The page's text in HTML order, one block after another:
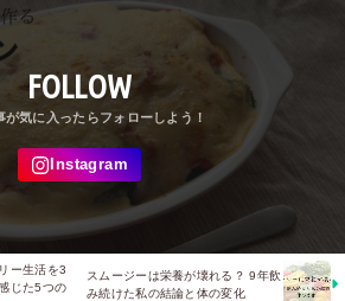
FOLLOW
ー生活を3
じた5つの
スムージーは栄養が壊れる？ 9年飲
み続けた私の結論と体の変化